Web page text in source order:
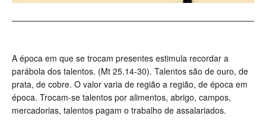
A época em que se trocam presentes estimula recordar a
parábola dos talentos. (Mt 25.14-30). Talentos são de ouro, de
prata, de cobre. O valor varia de região a região, de época em
época. Trocam-se talentos por alimentos, abrigo, campos,
mercadorias, talentos pagam o trabalho de assalariados.